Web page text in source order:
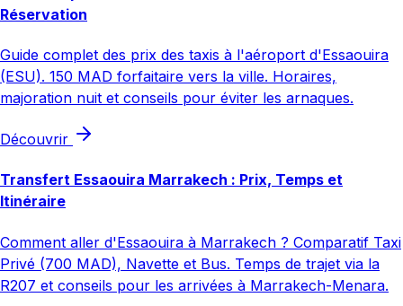
Réservation
Guide complet des prix des taxis à l'aéroport d'Essaouira
(ESU). 150 MAD forfaitaire vers la ville. Horaires,
majoration nuit et conseils pour éviter les arnaques.
Découvrir
Transfert Essaouira Marrakech : Prix, Temps et
Itinéraire
Comment aller d'Essaouira à Marrakech ? Comparatif Taxi
Privé (700 MAD), Navette et Bus. Temps de trajet via la
R207 et conseils pour les arrivées à Marrakech-Menara.